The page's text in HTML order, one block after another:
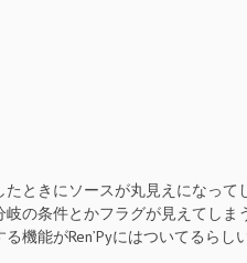
ときにソースが丸見えになって
の条件とかフラグが見えてしま
機能がRen’Pyにはついてるらし